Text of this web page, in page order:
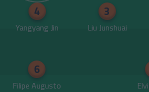
4
Yangyang Jin
3
Liu Junshuai
6
Filipe Augusto